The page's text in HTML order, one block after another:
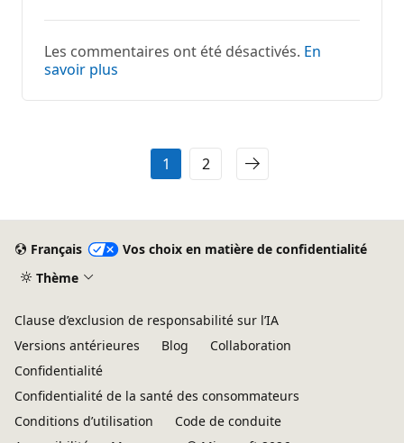
Les commentaires ont été désactivés. En
savoir plus
1 2
Français
Vos choix en matière de confidentialité
Thème
Clause d’exclusion de responsabilité sur l’IA
Versions antérieures
Blog
Collaboration
Confidentialité
Confidentialité de la santé des consommateurs
Conditions d’utilisation
Code de conduite